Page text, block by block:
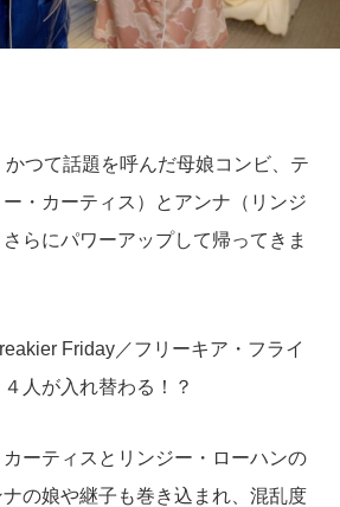
つて話題を呼んだ母娘コンビ、テ
・カーティス）とアンナ（リンジ
らにパワーアップして帰ってきま
Friday／フリーキア・フライ
人が入れ替わる！？
ーティスとリンジー・ローハンの
の娘や継子も巻き込まれ、混乱度